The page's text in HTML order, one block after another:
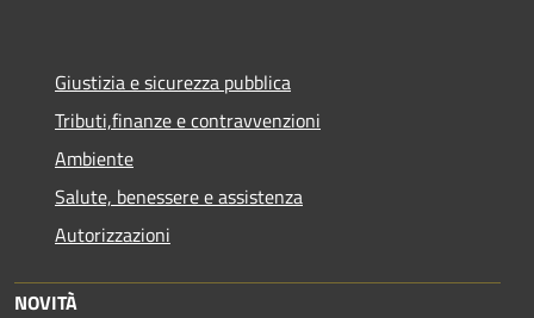
Giustizia e sicurezza pubblica
Tributi,finanze e contravvenzioni
Ambiente
Salute, benessere e assistenza
Autorizzazioni
NOVITÀ